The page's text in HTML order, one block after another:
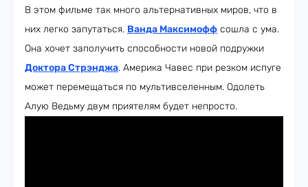
В этом фильме так много альтернативных миров, что в
них легко запутаться. Ванда Максимофф сошла с ума.
Она хочет заполучить способности новой подружки
Доктора Стрэнджа. Америка Чавес при резком испуге
может перемещаться по мультивселенным. Одолеть
Алую Ведьму двум приятелям будет непросто.